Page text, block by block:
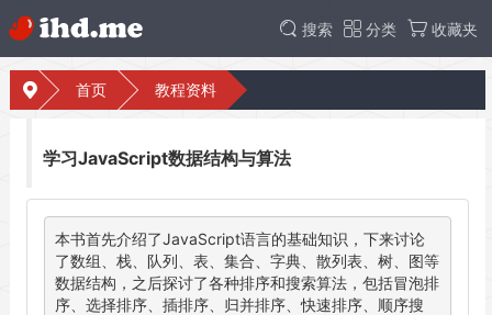
搜索 分类 收藏夹
首页 教程资料
学习JavaScript数据结构与算法
本书首先介绍了JavaScript语言的基础知识，下来讨论
了数组、栈、队列、表、集合、字典、散列表、树、图等
数据结构，之后探讨了各种排序和搜索算法，包括冒泡排
序、选择排序、插排序、归并排序、快速排序、顺序搜